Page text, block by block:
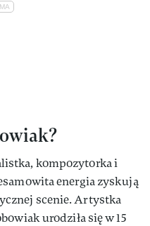
kompozytorka i
energia zyskują
scenie. Artystka
urodziła się w 15